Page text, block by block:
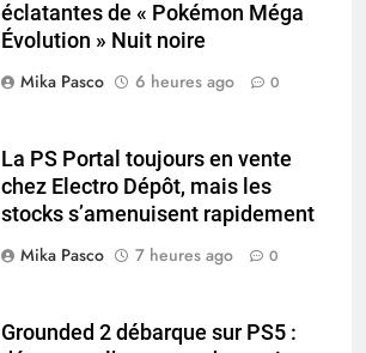
éclatantes de « Pokémon Méga
Évolution » Nuit noire
Mika Pasco
6 heures ago 0
La PS Portal toujours en vente
chez Electro Dépôt, mais les
stocks s’amenuisent rapidement
Mika Pasco
7 heures ago 0
Grounded 2 débarque sur PS5 :